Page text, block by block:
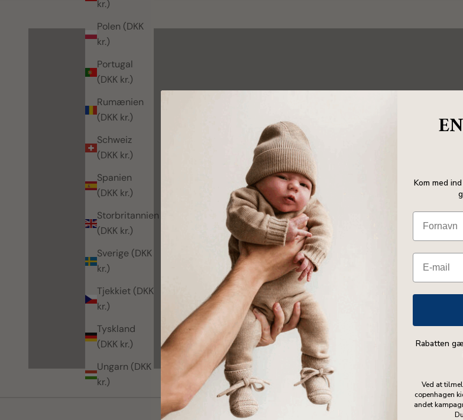
kr.)
Polen (DKK
kr.)
Portugal
(DKK kr.)
Rumænien
(DKK kr.)
Schweiz
(DKK kr.)
Spanien
(DKK kr.)
Storbritannien
(DKK kr.)
Sverige (DKK
kr.)
Tjekkiet (DKK
kr.)
Tyskland
(DKK kr.)
Ungarn (DKK
kr.)
Kom med
Rabatten
Ved at
copenhagen
andet